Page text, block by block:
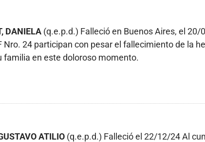
DANIELA (q.e.p.d.) Falleció en Buenos Aires, el
Nro. 24 participan con pesar el fallecimiento de la
familia en este doloroso momento.
ATILIO (q.e.p.d.) Falleció el 22/12/24 Al